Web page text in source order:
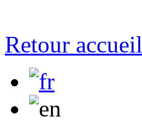
Retour accueil